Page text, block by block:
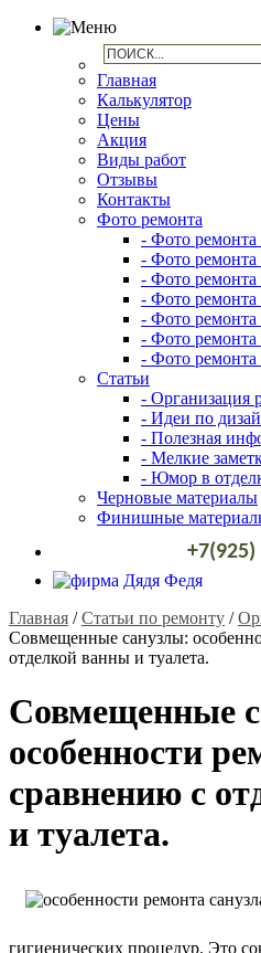
Главная
Калькулятор
Цены
Акция
Виды работ
Отзывы
Контакты
Фото ремонта
- Фото ремонта
- Фото ремонта
- Фото ремонта
- Фото ремонта
- Фото ремонта
- Фото ремонта
- Фото ремонта
Статьи
- Организация
- Идеи по
- Полезная
- Мелкие
- Юмор в
Черновые материалы
Финишные
+7(925)
Главная /Статьи по ремонту /
Совмещенные санузлы:
отделкой ванны и туалета.
Совмещенные
особенности
сравнению с
и туалета.
гигиенических процедур. Это